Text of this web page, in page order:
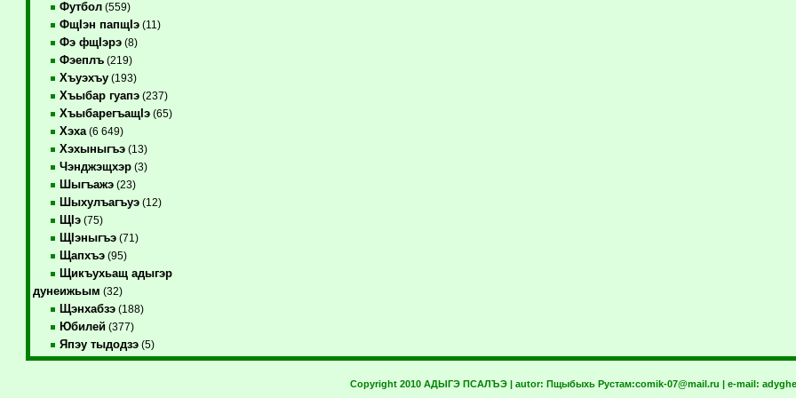
Футбол(559)
ФщIэн папщIэ(11)
Фэ фщIэрэ(8)
Фэеплъ(219)
Хъуэхъу(193)
Хъыбар гуапэ(237)
ХъыбарегъащIэ(65)
Хэха(6 649)
Хэхыныгъэ(13)
Чэнджэщхэр(3)
Шыгъажэ(23)
Шыхулъагъуэ(12)
ЩIэ(75)
ЩIэныгъэ(71)
Щапхъэ(95)
Щикъухьащ адыгэр
дунеижьым (32)
Щэнхабзэ(188)
Юбилей(377)
Япэу тыдодзэ(5)
Copyright 2010 АДЫГЭ ПСАЛЪЭ | autor: Пщыбыхь Рустам:comik-07@mail.ru | e-mail: